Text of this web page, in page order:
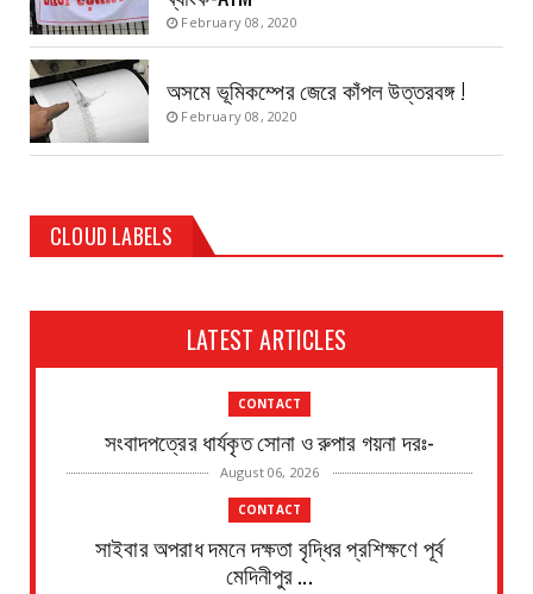
February 08, 2020
অসমে ভূমিকম্পের জেরে কাঁপল উত্তরবঙ্গ !
February 08, 2020
CLOUD LABELS
LATEST ARTICLES
CONTACT
সংবাদপত্রের ধার্যকৃত সোনা ও রুপার গয়না দরঃ-
August 06, 2026
CONTACT
সাইবার অপরাধ দমনে দক্ষতা বৃদ্ধির প্রশিক্ষণে পূর্ব
মেদিনীপুর ...